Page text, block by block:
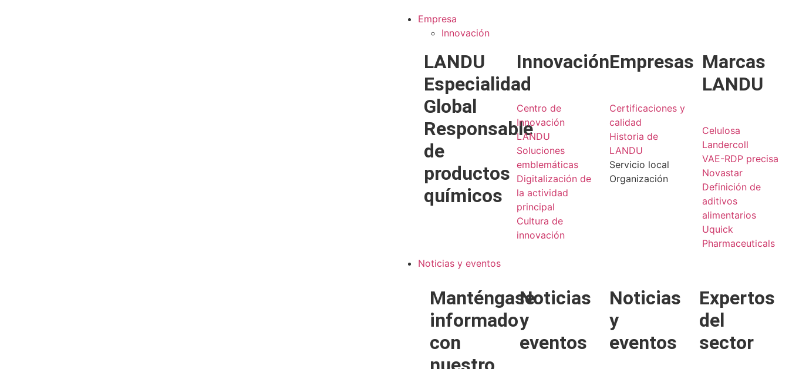
Empresa
Innovación
LANDU
Especialidad
Global
Responsable
de
productos
químicos
Innovación
Centro de
Innovación
LANDU
Soluciones
emblemáticas
Digitalización de
la actividad
principal
Cultura de
innovación
Empresas
Certificaciones y
calidad
Historia de
LANDU
Servicio local
Organización
Marcas
LANDU
Celulosa
Landercoll
VAE-RDP precisa
Novastar
Definición de
aditivos
alimentarios
Uquick
Pharmaceuticals
Noticias y eventos
Manténgase
informado
con
Noticias
y
eventos
Noticias
y
eventos
Expertos
del
sector